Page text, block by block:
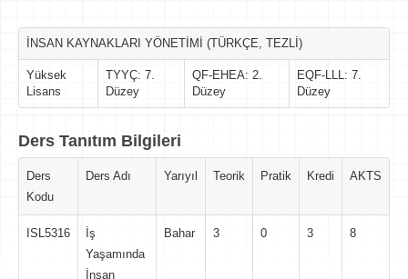
İNSAN KAYNAKLARI YÖNETİMİ (TÜRKÇE, TEZLİ)
Yüksek
Lisans
TYYÇ: 7.
Düzey
QF-EHEA: 2.
Düzey
EQF-LLL: 7.
Düzey
Ders Tanıtım Bilgileri
Ders
Kodu
Ders Adı Yarıyıl Teorik Pratik Kredi AKTS
ISL5316
İş
Yaşamında
İnsan
Bahar 3 0 3 8